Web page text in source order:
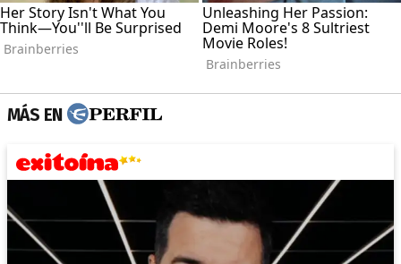
MÁS EN